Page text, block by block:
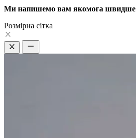
Ми напишемо вам якомога швидше
Pозмірна сітка